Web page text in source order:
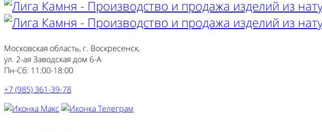
Московская область, г. Воскресенск,
ул. 2-ая Заводская дом 6-А
Пн-Сб: 11:00-18:00
+7 (985) 361-39-78